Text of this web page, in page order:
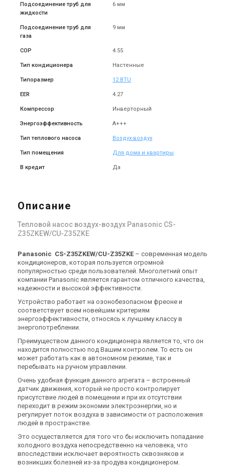
Подсоединение труб для
жидкости
6 мм
Подсоединение труб для
газа
9 мм
COP 4.55
Тип кондиционера Настенные
Типоразмер 12 BTU
EER 4.27
Компрессор Инверторный
Энергоэффективность A+++
Тип теплового насоса Воздух-воздух
Тип помещения Для дома и квартиры
В кредит Да
Описание
Тепловой насос воздух-воздух Panasonic CS-
Z35ZKEW/CU-Z35ZKE
Panasonic CS-Z35ZKEW/CU-Z35ZKE – современная модель
кондиционеров, которая пользуется огромной
популярностью среди пользователей. Многолетний опыт
компании Panasonic является гарантом отличного качества,
надежности и высокой эффективности.
Устройство работает на озонобезопасном фреоне и
соответствует всем новейшим критериям
энергоэффективности, относясь к лучшему классу в
энергопотреблении.
Преимуществом данного кондиционера является то, что он
находится полностью под Вашим контролем. То есть он
может работать как в автономном режиме, так и
перебывать на ручном управлении.
Очень удобная функция данного агрегата – встроенный
датчик движения, который не просто контролирует
присутствие людей в помещении и при их отсутствии
переходит в режим экономии электроэнергии, но и
регулирует поток воздуха в зависимости от расположения
людей в пространстве.
Это осуществляется для того что бы исключить попадание
холодного воздуха непосредственно на человека, что
впоследствии исключает вероятность сквозняков и
возникших болезней из-за продува кондиционером.